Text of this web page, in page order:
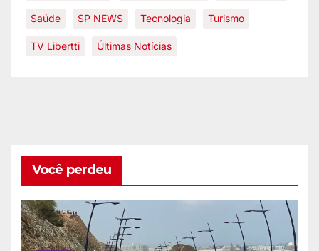
Saúde SP NEWS Tecnologia Turismo
TV Libertti Últimas Notícias
Você perdeu